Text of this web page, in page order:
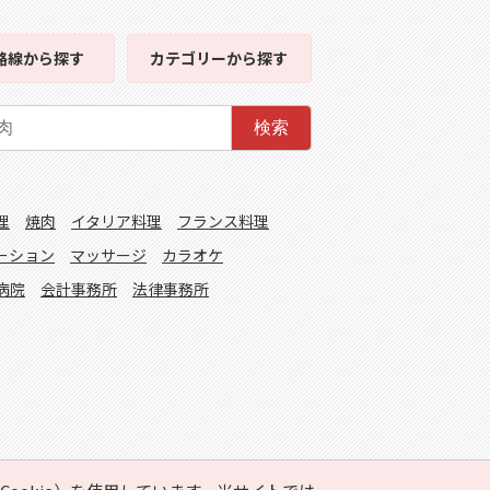
線から探す カテゴリーから探す
検索
焼肉 イタリア料理
フランス料理
ション マッサージ
カラオケ
院 会計事務所 法律事務所